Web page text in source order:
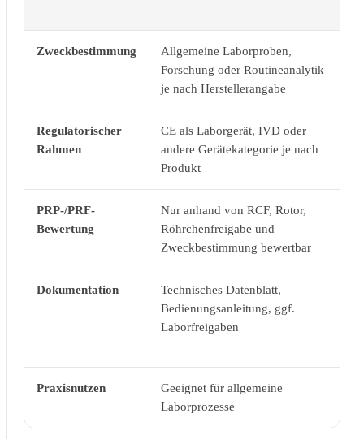
Zweckbestimmung
Allgemeine Laborproben,
Forschung oder Routineanalytik
je nach Herstellerangabe
Regulatorischer
Rahmen
CE als Laborgerät, IVD oder
andere Gerätekategorie je nach
Produkt
PRP-/PRF-
Bewertung
Nur anhand von RCF, Rotor,
Röhrchenfreigabe und
Zweckbestimmung bewertbar
Dokumentation
Technisches Datenblatt,
Bedienungsanleitung, ggf.
Laborfreigaben
Praxisnutzen
Geeignet für allgemeine
Laborprozesse